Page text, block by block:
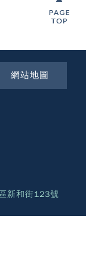
網站地圖
新和街123號